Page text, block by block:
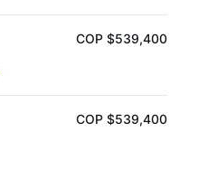
COP $539,400
COP $539,400